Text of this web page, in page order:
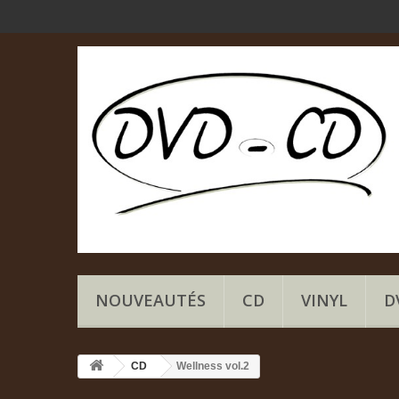
NOUVEAUTÉS CD VINYL
CD Wellness vol.2